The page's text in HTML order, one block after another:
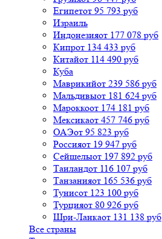
Египетот 95 793 руб
Израиль
Индонезияот 177 078 руб
Кипрот 134 433 руб
Китайот 114 490 руб
Куба
Маврикийот 239 586 руб
Мальдивыот 181 624 руб
Мароккоот 174 181 руб
Мексикаот 457 746 руб
ОАЭот 95 823 руб
Россияот 19 947 руб
Сейшелыот 197 892 руб
Таиландот 116 107 руб
Танзанияот 165 536 руб
Тунисот 123 100 руб
Турцияот 80 926 руб
Шри-Ланкаот 131 138 руб
Все страны